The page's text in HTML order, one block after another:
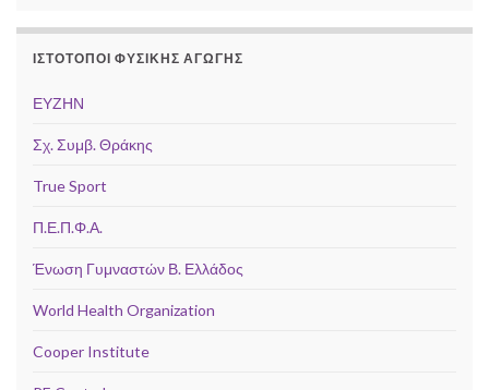
ΙΣΤΌΤΟΠΟΙ ΦΥΣΙΚΉΣ ΑΓΩΓΉΣ
ΕΥΖΗΝ
Σχ. Συμβ. Θράκης
True Sport
Π.Ε.Π.Φ.Α.
Ένωση Γυμναστών Β. Ελλάδος
World Health Organization
Cooper Institute